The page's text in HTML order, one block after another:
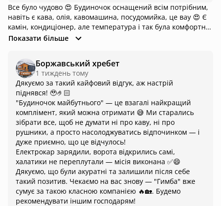
Все було чудово 😍 Будиночок оснащений всім потрібним,
навіть є кава, олія, кавомашина, посудомийка, це вау 😍 Є
камін, кондиціонер, але температура і так була комфортна
весь час. Дуже хороший власник, який завжди на звʼязку
окремо для чану Це просто якийсь будиночок майбутнього
😅🤌🏻
Показати більше
Боржавський хребет
1 тиждень тому
Дякуємо за такий кайфовий відгук, аж настрій
піднявся! 🥹🤌🏻
"Будиночок майбутнього" — це взагалі найкращий
комплімент, який можна отримати 😅 Ми старались
зібрати все, щоб не думати ні про каву, ні про
рушники, а просто насолоджуватись відпочинком — і
дуже приємно, що це відчулось!
Електрокар зарядили, ворота відкрились самі,
халатики не переплутали — місія виконана ✅😄
Дякуємо, що були акуратні та залишили після себе
такий позитив. Чекаємо на вас знову — "Гимба" вже
сумує за такою класною компанією 🔥🏡. Будемо
рекомендувати іншим господарям!